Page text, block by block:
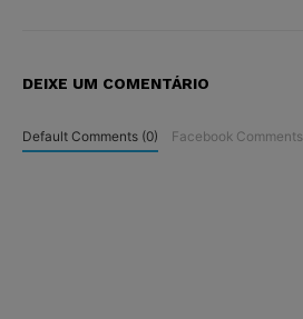
DEIXE UM COMENTÁRIO
Default Comments (0) Facebook Comments